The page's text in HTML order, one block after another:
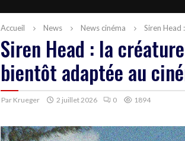
Accueil News News cinéma Siren Head
Siren Head : la
bientôt adaptée au
Par Krueger 2 juillet 2026 0 1894